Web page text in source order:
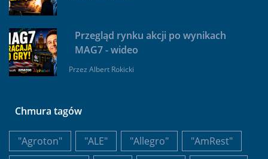
Przegląd rynku akcji po wynikach
MAG7 - wideo
Przez Albert Rokicki
Chmura tagów
"Agroton" "ALE" "Allegro"
"AmRest"